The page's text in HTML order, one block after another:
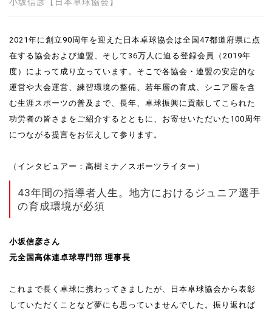
2021年に創立90周年を迎えた日本卓球協会は全国47都道府県に点
在する協会および連盟、そして36万人に迫る登録会員（2019年
度）によって成り立っています。そこで各協会・連盟の安定的な
運営や大会運営、練習環境の整備、若年層の育成、シニア層を含
む生涯スポーツの普及まで、長年、卓球振興に貢献してこられた
功労者の皆さまをご紹介するとともに、お寄せいただいた100周年
につながる提言をお伝えして参ります。
（インタビュアー：高樹ミナ／スポーツライター）
43年間の指導者人生。地方におけるジュニア選手
の育成環境が必須
小坂信彦さん
元全国高体連卓球専門部 理事長
これまで長く卓球に携わってきましたが、日本卓球協会から表彰
していただくことなど夢にも思っていませんでした。振り返れば